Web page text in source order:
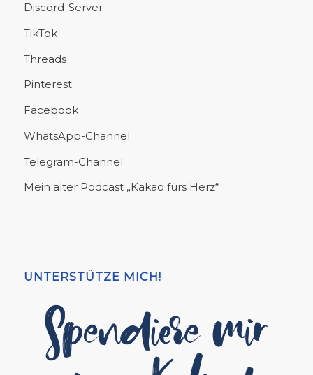
Discord-Server
TikTok
Threads
Pinterest
Facebook
WhatsApp-Channel
Telegram-Channel
Mein alter Podcast „Kakao fürs Herz“
UNTERSTÜTZE MICH!